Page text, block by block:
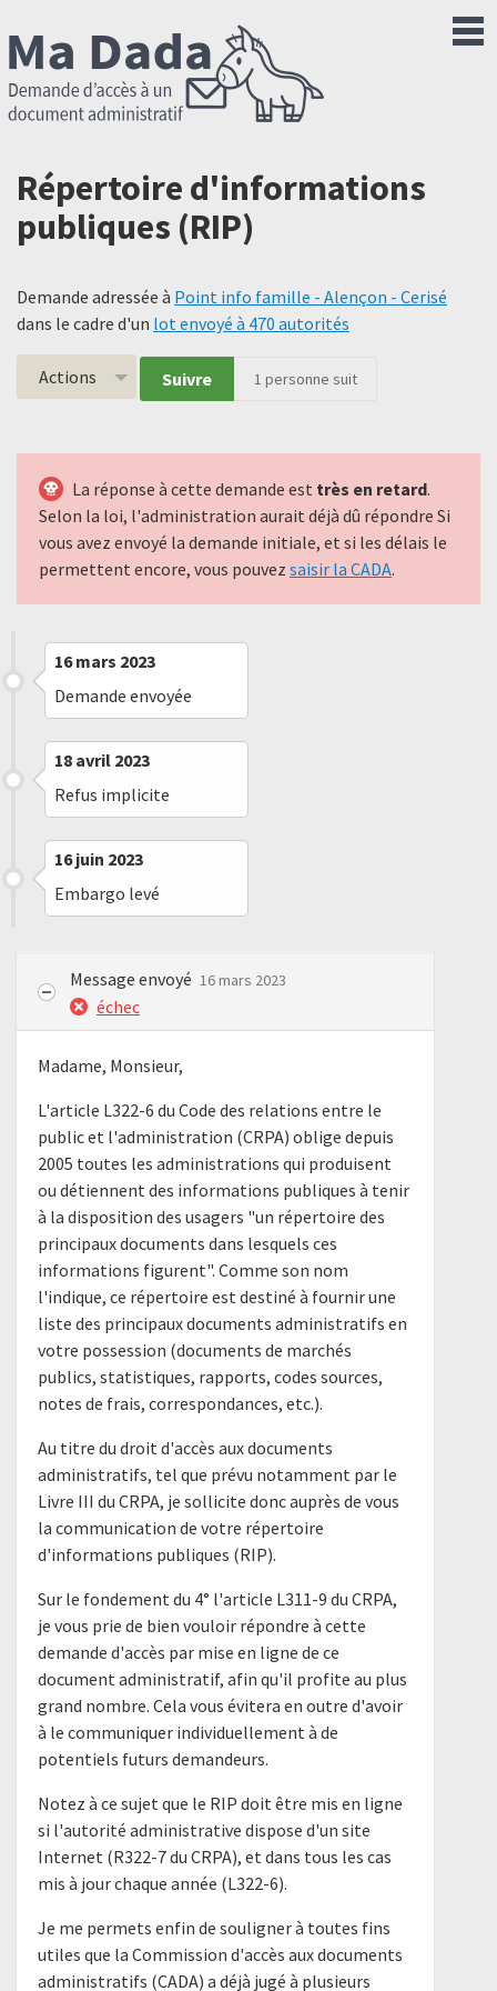
Répertoire d'informations
publiques (RIP)
Demande adressée à Point info famille - Alençon - Cerisé
dans le cadre d'un lot envoyé à 470 autorités
Actions Suivre 1 personne suit
La réponse à cette demande est très en retard.
Selon la loi, l'administration aurait déjà dû répondre Si
vous avez envoyé la demande initiale, et si les délais le
permettent encore, vous pouvez saisir la CADA.
16 mars 2023
Demande envoyée
18 avril 2023
Refus implicite
16 juin 2023
Embargo levé
Message envoyé 16 mars 2023
échec
Madame, Monsieur,
L'article L322-6 du Code des relations entre le
public et l'administration (CRPA) oblige depuis
2005 toutes les administrations qui produisent
ou détiennent des informations publiques à tenir
à la disposition des usagers "un répertoire des
principaux documents dans lesquels ces
informations figurent". Comme son nom
l'indique, ce répertoire est destiné à fournir une
liste des principaux documents administratifs en
votre possession (documents de marchés
publics, statistiques, rapports, codes sources,
notes de frais, correspondances, etc.).
Au titre du droit d'accès aux documents
administratifs, tel que prévu notamment par le
Livre III du CRPA, je sollicite donc auprès de vous
la communication de votre répertoire
d'informations publiques (RIP).
Sur le fondement du 4° l'article L311-9 du CRPA,
je vous prie de bien vouloir répondre à cette
demande d'accès par mise en ligne de ce
document administratif, afin qu'il profite au plus
grand nombre. Cela vous évitera en outre d'avoir
à le communiquer individuellement à de
potentiels futurs demandeurs.
Notez à ce sujet que le RIP doit être mis en ligne
si l'autorité administrative dispose d'un site
Internet (R322-7 du CRPA), et dans tous les cas
mis à jour chaque année (L322-6).
Je me permets enfin de souligner à toutes fins
utiles que la Commission d'accès aux documents
administratifs (CADA) a déjà jugé à plusieurs